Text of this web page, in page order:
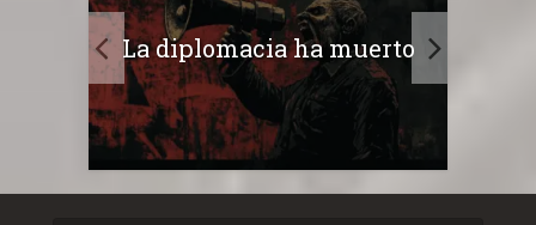
La diplomacia ha muerto